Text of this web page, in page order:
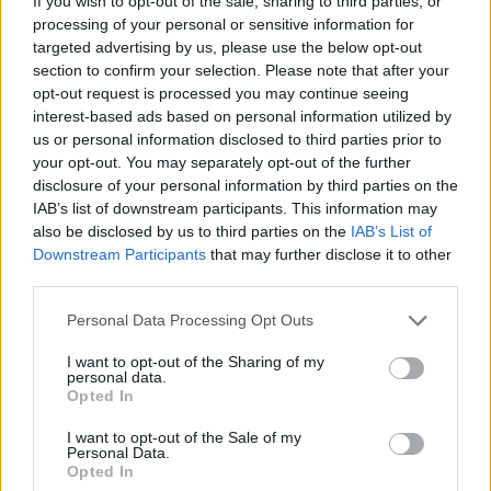
processing of your personal or sensitive information for
targeted advertising by us, please use the below opt-out
section to confirm your selection. Please note that after your
opt-out request is processed you may continue seeing
interest-based ads based on personal information utilized by
us or personal information disclosed to third parties prior to
your opt-out. You may separately opt-out of the further
disclosure of your personal information by third parties on the
IAB’s list of downstream participants. This information may
also be disclosed by us to third parties on the IAB’s List of
Downstream Participants that may further disclose it to other
Personal Data Processing Opt Outs
I want to opt-out of the Sharing of my
personal data.
Opted In
I want to opt-out of the Sale of my
Personal Data.
Opted In
αντίστοιχων επιτυχημένων μοντέλων του
εξωτερικού. Όπως τόνισε, μια τέτοια πλατφόρμα
θα μπορούσε να αποτελέσει ένα ισχυρό εργαλείο
στήριξης των ελληνικών εμπορικών επιχειρήσεων,
προσφέροντας σημαντικά χαμηλότερο κόστος
συμμετοχής σε σχέση με τις υφιστάμενες
εμπορικές πλατφόρμες της αγοράς, καθώς οι
χρεώσεις θα περιορίζονται ουσιαστικά μόνο στο
διαχειριστικό κόστος. Αυτό θα μπορούσε να
μειώσει το συνολικό κόστος συμμετοχής των
επιχειρήσεων ακόμη και στο 1/3 σε σχέση με όσα
υπογραμμίστηκε ότι μια τέτοια ενιαία πλατφόρμα
θα μπορούσε να δημιουργήσει ένα ισχυρό δίκτυο
ελληνικής εμπορικής ταυτότητας, αναγνωρίσιμο
τόσο στο εσωτερικό όσο και στο εξωτερικό.